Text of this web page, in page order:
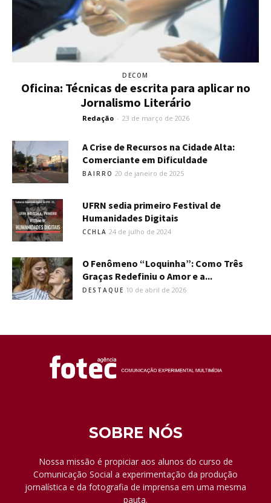
DECOM
Oficina: Técnicas de escrita para aplicar no
Jornalismo Literário
Redação - 23 de março de 2026
A Crise de Recursos na Cidade Alta:
Comerciante em Dificuldade
BAIRRO 20 de janeiro de 2025
UFRN sedia primeiro Festival de
Humanidades Digitais
CCHLA 24 de julho de 2024
O Fenômeno “Loquinha”: Como Três
Graças Redefiniu o Amor e a...
DESTAQUE 10 de abril de 2026
SOBRE NÓS
Nossa missão é propiciar aos alunos do curso de
Comunicação Social a experimentação da produção
jornalística e da fotografia de imprensa em uma mesma
pauta.